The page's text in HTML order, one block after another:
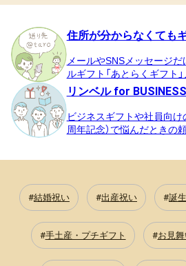
住所が分からなくても
メールやSNSメッセージだ
ルギフト「あとらくギフト
リンベル for BUSINESS
ビジネスギフトや社員向け
周年記念）で悩んだときの
結婚祝い 出産祝い 誕
手土産・プチギフト お見舞